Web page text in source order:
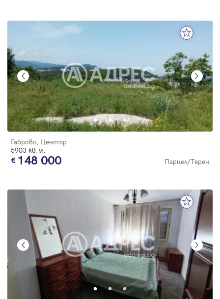
Габрово, Център
5903 кв.м.
148 000 Парцел/Терен